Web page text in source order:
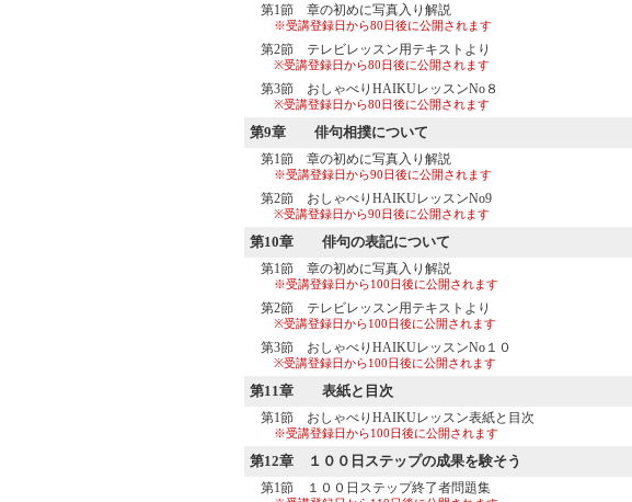
第1節 章の初めに写真入り解説
※受講登録日から80日後に公開されます
第2節 テレビレッスン用テキストより
※受講登録日から80日後に公開されます
第3節 おしゃべりHAIKUレッスンNo８
※受講登録日から80日後に公開されます
第9章 俳句相撲について
第1節 章の初めに写真入り解説
※受講登録日から90日後に公開されます
第2節 おしゃべりHAIKUレッスンNo9
※受講登録日から90日後に公開されます
第10章 俳句の表記について
第1節 章の初めに写真入り解説
※受講登録日から100日後に公開されます
第2節 テレビレッスン用テキストより
※受講登録日から100日後に公開されます
第3節 おしゃべりHAIKUレッスンNo１０
※受講登録日から100日後に公開されます
第11章 表紙と目次
第1節 おしゃべりHAIKUレッスン表紙と目次
※受講登録日から100日後に公開されます
第12章 １００日ステップの成果を験そう
第1節 １００日ステップ終了者問題集